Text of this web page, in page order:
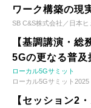
ワーク構築の現
SB C&S株式会社／日本
【基調講演・
5Gの更なる普及
ローカル5Gサミット
ローカル5Gサミット2025
【セッション2